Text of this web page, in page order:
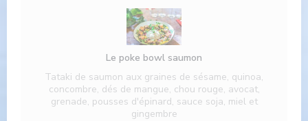
Le poke bowl saumon
Tataki de saumon aux graines de sésame, quinoa,
concombre, dés de mangue, chou rouge, avocat,
grenade, pousses d'épinard, sauce soja, miel et
gingembre